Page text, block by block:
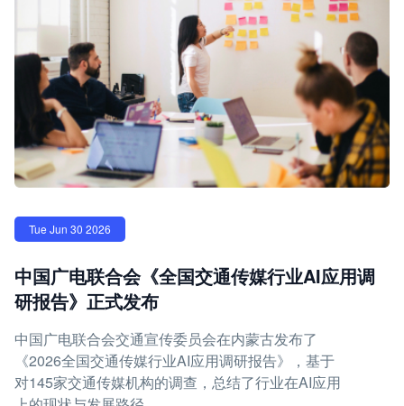
Tue Jun 30 2026
中国广电联合会《全国交通传媒行业AI应用调
研报告》正式发布
中国广电联合会交通宣传委员会在内蒙古发布了
《2026全国交通传媒行业AI应用调研报告》，基于
对145家交通传媒机构的调查，总结了行业在AI应用